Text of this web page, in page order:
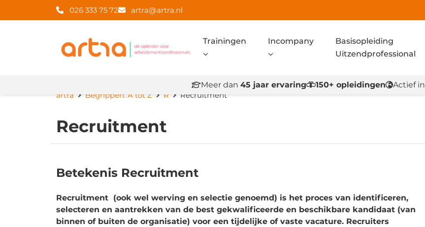
026 333 75 72 artra@artra.nl
Trainingen Incompany
Basisopleiding
Uitzendprofessional
Meer dan 45 jaar ervaring 150+ opleidingen Actief in
artra
Begrippen: A tot Z R Recruitment
Recruitment
Betekenis Recruitment
Recruitment (ook wel werving en selectie genoemd) is het proces van identificeren,
selecteren en aantrekken van de best gekwalificeerde en beschikbare kandidaat (van
binnen of buiten de organisatie) voor een tijdelijke of vaste vacature. Recruiters